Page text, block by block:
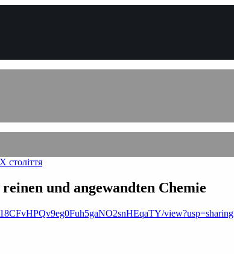
століття
und angewandten Chemie
view?usp=sharing